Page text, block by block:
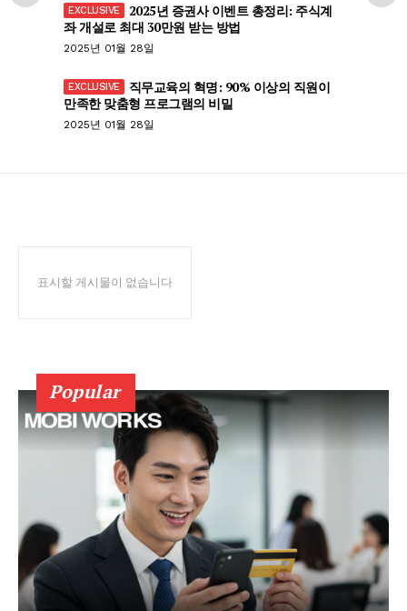
2025년 증권사 이벤트 총정리: 주식계
좌 개설로 최대 30만원 받는 방법
2025년 01월 28일
직무교육의 혁명: 90% 이상의 직원이
만족한 맞춤형 프로그램의 비밀
2025년 01월 28일
표시할 게시물이 없습니다
Popular